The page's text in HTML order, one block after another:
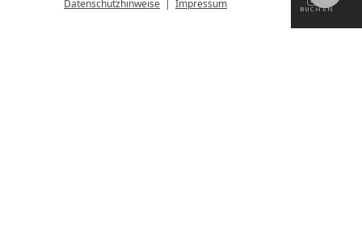
Datenschutzhinweise Impressum
KONTAKT ANFRAGEN BUCHEN